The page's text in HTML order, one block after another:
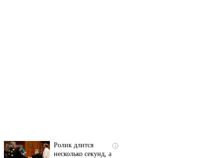
i
Ролик длится
несколько секунд, а